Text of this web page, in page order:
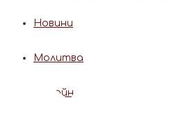
Новини
Молитва
Онлайн послуги